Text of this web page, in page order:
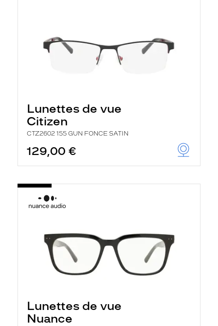
Lunettes de vue
Citizen
CTZ2602 155 GUN FONCE SATIN
129,00 €
Lunettes de vue
Nuance